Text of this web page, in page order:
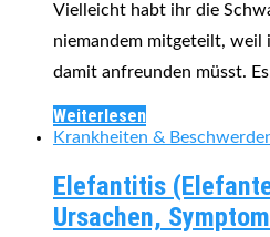
Vielleicht habt ihr die
niemandem mitgeteilt, weil
damit anfreunden müsst.
Weiterlesen
Krankheiten &
Elefantitis
Ursachen,